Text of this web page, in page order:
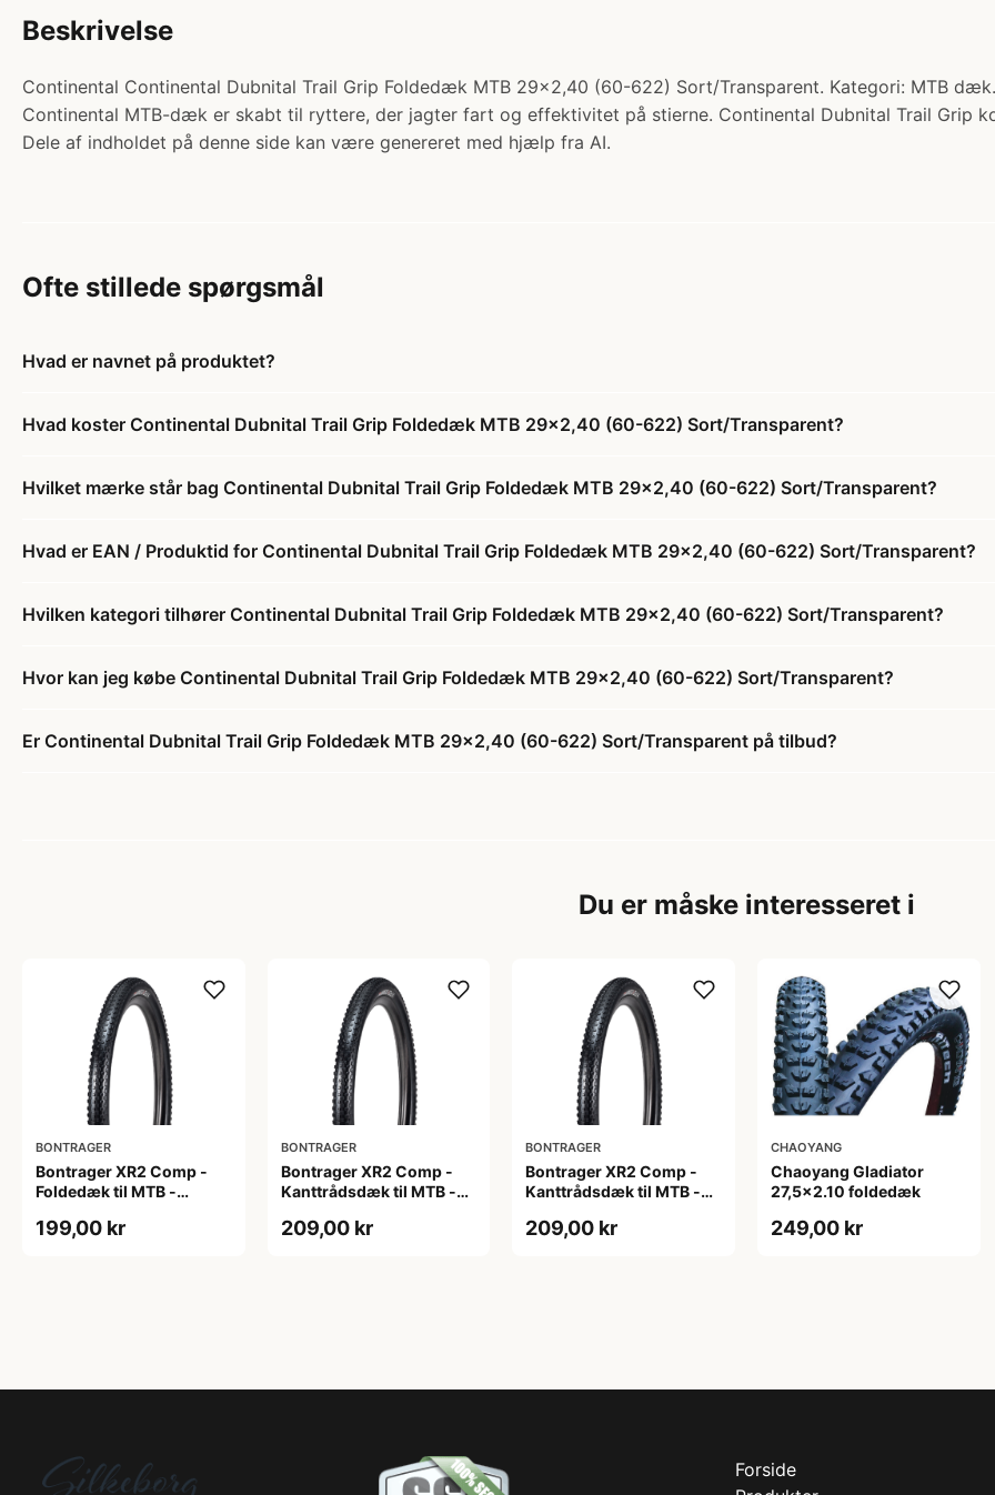
Beskrivelse
Continental Continental Dubnital Trail Grip Foldedæk MTB 29x2,40 (60-622) Sort/Transparent. Kategori: MTB
Continental MTB-dæk er skabt til ryttere, der jagter fart og effektivitet på stierne. Continental Dubnital Trail Grip
Dele af indholdet på denne side kan være genereret med hjælp fra AI.
Ofte stillede spørgsmål
Hvad er navnet på produktet?
Hvad koster Continental Dubnital Trail Grip Foldedæk MTB 29x2,40 (60-622) Sort/Transparent?
Hvilket mærke står bag Continental Dubnital Trail Grip Foldedæk MTB 29x2,40 (60-622) Sort/Transparent?
Hvad er EAN / Produktid for Continental Dubnital Trail Grip Foldedæk MTB 29x2,40 (60-622) Sort/Transparent?
Hvilken kategori tilhører Continental Dubnital Trail Grip Foldedæk MTB 29x2,40 (60-622) Sort/Transparent?
Hvor kan jeg købe Continental Dubnital Trail Grip Foldedæk MTB 29x2,40 (60-622) Sort/Transparent?
Er Continental Dubnital Trail Grip Foldedæk MTB 29x2,40 (60-622) Sort/Transparent på tilbud?
Du er måske interesseret i
BONTRAGER
Bontrager XR2 Comp -
Foldedæk til MTB -
199,00 kr
BONTRAGER
Bontrager XR2 Comp -
Kanttrådsdæk til MTB -
209,00 kr
BONTRAGER
Bontrager XR2 Comp -
Kanttrådsdæk til MTB -
209,00 kr
CHAOYANG
Chaoyang Gladiator
27,5x2.10 foldedæk
249,00 kr
Forside